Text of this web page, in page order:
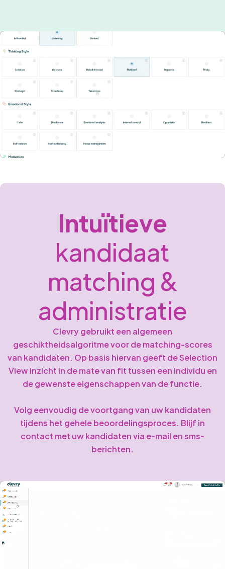
Intuïtieve
kandidaat
matching &
administratie
Clevry gebruikt een algemeen
geschiktheidsalgoritme voor de matching-scores
van kandidaten. Op basis hiervan geeft de Selection
View inzicht in de mate van fit tussen een individu en
de gewenste eigenschappen van de functie.
Volg eenvoudig de voortgang van uw kandidaten
tijdens het gehele beoordelingsproces. Blijf in
contact met uw kandidaten via e-mail en sms-
berichten.